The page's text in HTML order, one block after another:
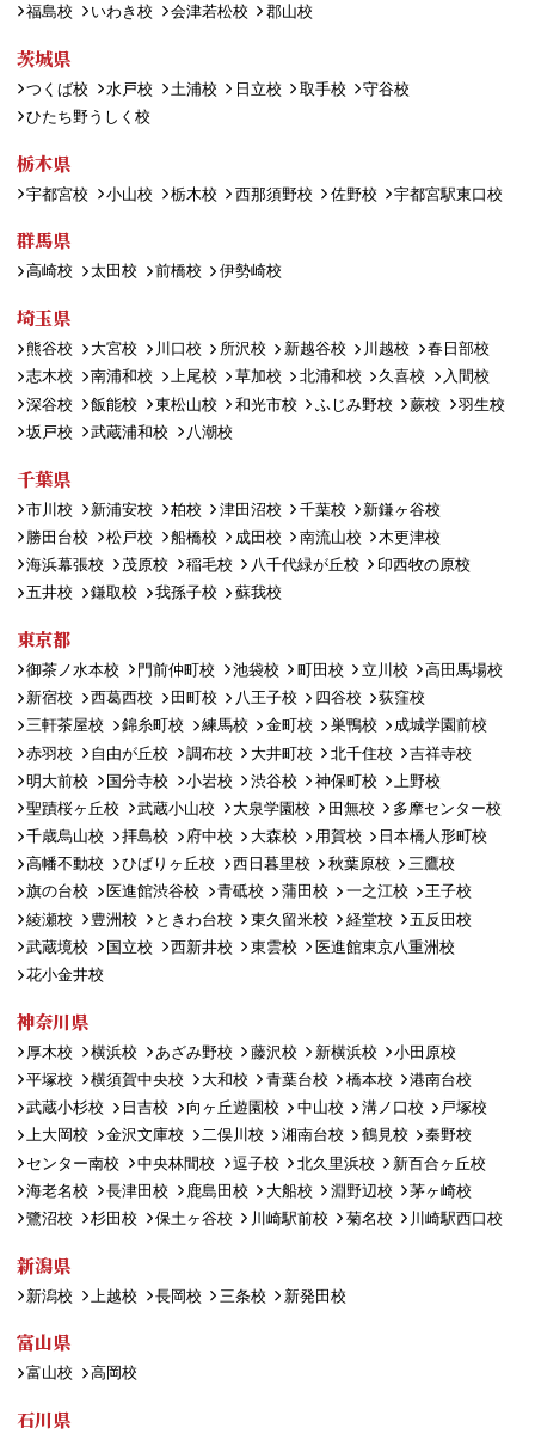
福島校 いわき校 会津若松校 郡山校
茨城県
つくば校 水戸校 土浦校 日立校 取手校
守谷校
ひたち野うしく校
栃木県
宇都宮校 小山校 栃木校 西那須野校 佐野校 宇都宮駅東口校
群馬県
高崎校 太田校 前橋校 伊勢崎校
埼玉県
熊谷校 大宮校 川口校 所沢校 新越谷校 川越校
春日部校
志木校
南浦和校 上尾校 草加校 北浦和校 久喜校
入間校
深谷校
飯能校 東松山校 和光市校 ふじみ野校 蕨校
羽生校
坂戸校
武蔵浦和校 八潮校
千葉県
市川校 新浦安校 柏校 津田沼校 千葉校
新鎌ヶ谷校
勝田台校
松戸校 船橋校 成田校 南流山校
木更津校
海浜幕張校
茂原校 稲毛校 八千代緑が丘校
印西牧の原校
五井校
鎌取校 我孫子校 蘇我校
東京都
御茶ノ水本校 門前仲町校 池袋校 町田校 立川校
高田馬場校
新宿校
西葛西校 田町校 八王子校 四谷校
荻窪校
三軒茶屋校
錦糸町校 練馬校 金町校 巣鴨校
成城学園前校
赤羽校
自由が丘校 調布校 大井町校 北千住校
吉祥寺校
明大前校
国分寺校 小岩校 渋谷校 神保町校
上野校
聖蹟桜ヶ丘校
武蔵小山校 大泉学園校 田無校
多摩センター校
千歳烏山校
拝島校 府中校 大森校 用賀校
日本橋人形町校
高幡不動校
ひばりヶ丘校 西日暮里校 秋葉原校
三鷹校
旗の台校
医進館渋谷校 青砥校 蒲田校 一之江校
王子校
綾瀬校
豊洲校 ときわ台校 東久留米校 経堂校
五反田校
武蔵境校
国立校 西新井校 東雲校
医進館東京八重洲校
花小金井校
神奈川県
厚木校 横浜校 あざみ野校 藤沢校 新横浜校
小田原校
平塚校
横須賀中央校 大和校 青葉台校 橋本校
港南台校
武蔵小杉校
日吉校 向ヶ丘遊園校 中山校 溝ノ口校
戸塚校
上大岡校
金沢文庫校 二俣川校 湘南台校 鶴見校
秦野校
センター南校
中央林間校 逗子校 北久里浜校
新百合ヶ丘校
海老名校
長津田校 鹿島田校 大船校 淵野辺校
茅ヶ崎校
鷺沼校
杉田校 保土ヶ谷校 川崎駅前校 菊名校 川崎駅西口校
新潟県
新潟校 上越校 長岡校 三条校 新発田校
富山県
富山校 高岡校
石川県